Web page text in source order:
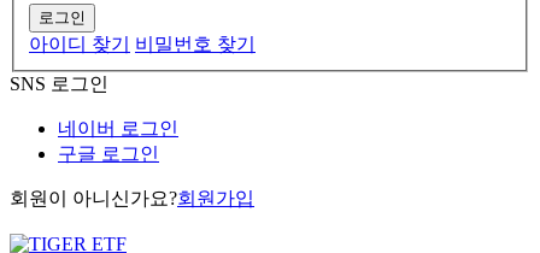
로그인
아이디 찾기
비밀번호 찾기
SNS 로그인
네이버 로그인
구글 로그인
회원이 아니신가요?회원가입